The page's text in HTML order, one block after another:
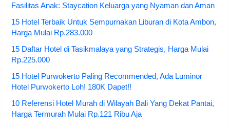
Fasilitas Anak: Staycation Keluarga yang Nyaman dan Aman
15 Hotel Terbaik Untuk Sempurnakan Liburan di Kota Ambon,
Harga Mulai Rp.283.000
15 Daftar Hotel di Tasikmalaya yang Strategis, Harga Mulai
Rp.225.000
15 Hotel Purwokerto Paling Recommended, Ada Luminor
Hotel Purwokerto Loh! 180K Dapet!!
10 Referensi Hotel Murah di Wilayah Bali Yang Dekat Pantai,
Harga Termurah Mulai Rp.121 Ribu Aja